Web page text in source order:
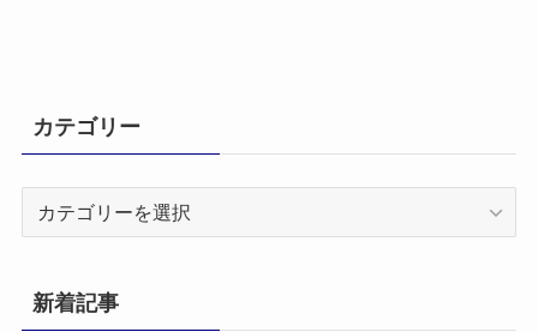
カテゴリー
リ
ー
新着記事